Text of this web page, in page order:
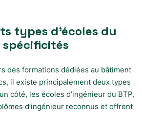
types d’écoles du
spécificités
des formations dédiées au bâtiment
il existe principalement deux types
côté, les écoles d’ingénieur du BTP,
d’ingénieur reconnus et offrent